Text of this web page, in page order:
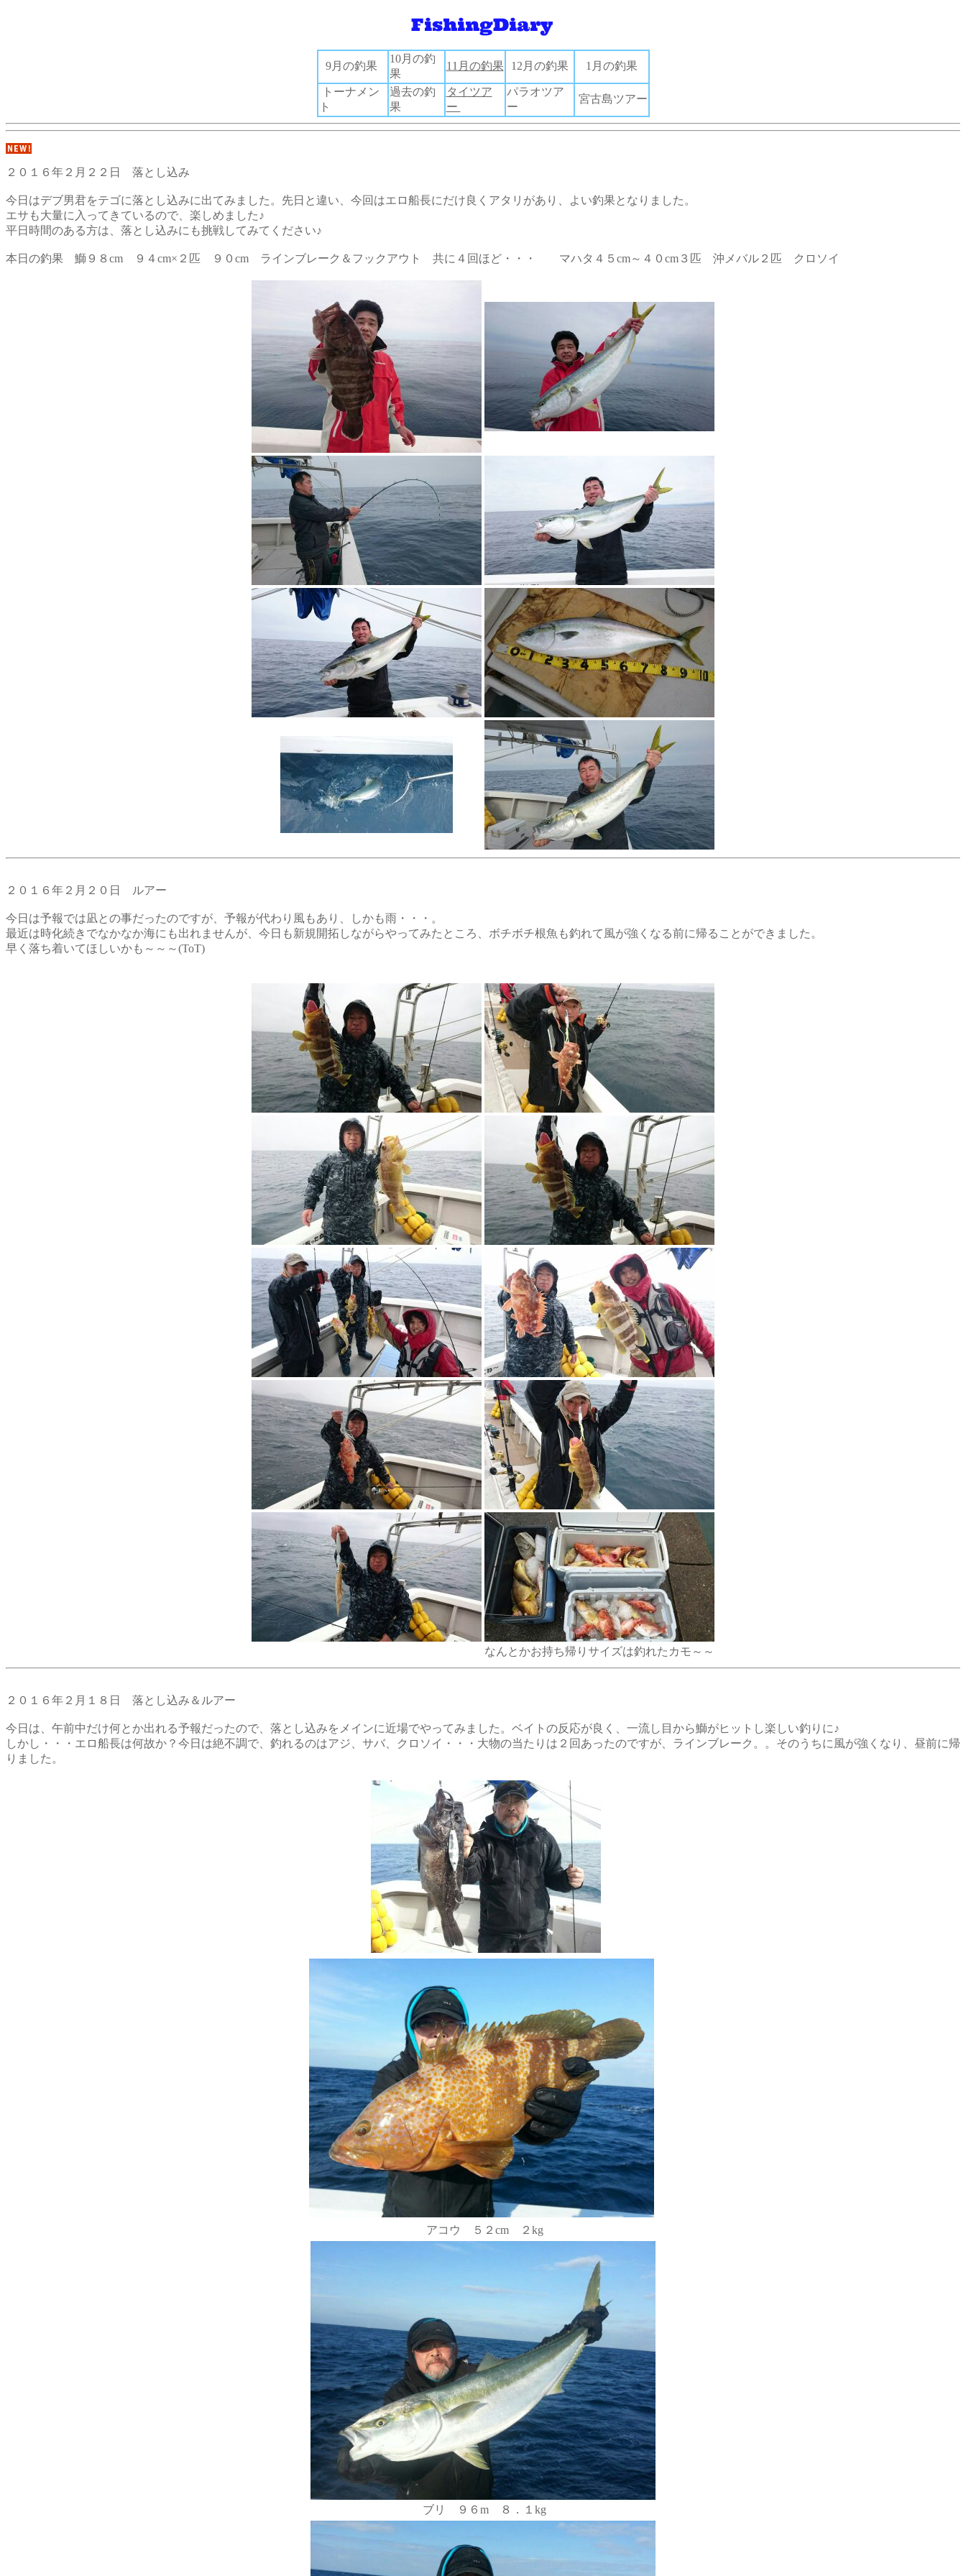
9月の釣果
10月の釣
果
11月の釣果 12月の釣果 1月の釣果
トーナメン
ト
過去の釣
果
タイツア
ー
パラオツア
ー
宮古島ツアー
２０１６年２月２２日 落とし込み
今日はデブ男君をテゴに落とし込みに出てみました。先日と違い、今回はエロ船長にだけ良くアタリがあり、よい釣果となりました。
エサも大量に入ってきているので、楽しめました♪
平日時間のある方は、落とし込みにも挑戦してみてください♪
本日の釣果 鰤９８cm ９４cm×２匹 ９０cm ラインブレーク＆フックアウト 共に４回ほど・・・ マハタ４５cm～４０cm３匹 沖メバル２匹 クロソイ
２０１６年２月２０日 ルアー
今日は予報では凪との事だったのですが、予報が代わり風もあり、しかも雨・・・。
最近は時化続きでなかなか海にも出れませんが、今日も新規開拓しながらやってみたところ、ボチボチ根魚も釣れて風が強くなる前に帰ることができました。
早く落ち着いてほしいかも～～～(ToT)
なんとかお持ち帰りサイズは釣れたカモ～～
２０１６年２月１８日 落とし込み＆ルアー
今日は、午前中だけ何とか出れる予報だったので、落とし込みをメインに近場でやってみました。ベイトの反応が良く、一流し目から鰤がヒットし楽しい釣りに♪
しかし・・・エロ船長は何故か？今日は絶不調で、釣れるのはアジ 、サバ、クロソイ・・・大物の当たりは２回あったのですが、ラインブレーク。。そのうちに風が強くなり、昼前に帰
りました。
アコウ ５２cm ２kg
ブリ ９６m ８．１kg